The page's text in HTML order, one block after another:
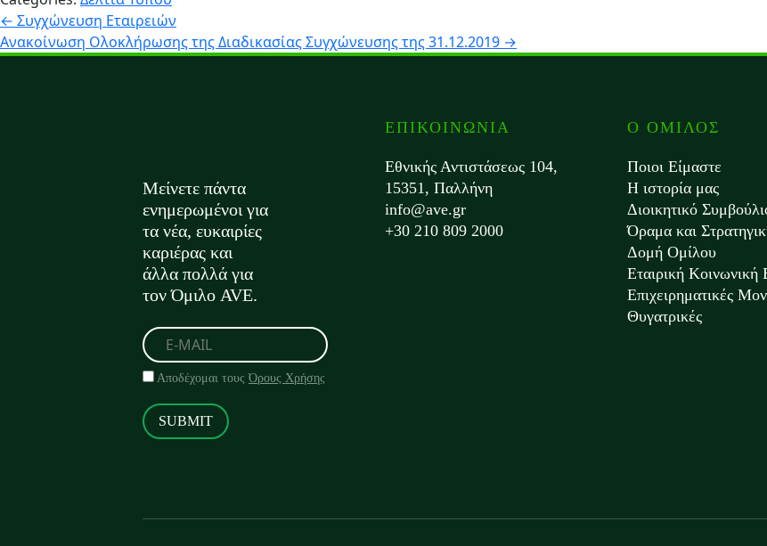
Πλοήγηση
άρθρων
← Συγχώνευση Εταιρειών
Ανακοίνωση Ολοκλήρωσης της Διαδικασίας Συγχώνευσης της 31.12.2019 →
Μείνετε πάντα
ενημερωμένοι για
τα νέα, ευκαιρίες
καριέρας και
άλλα πολλά για
τον Όμιλο AVE.
Αποδέχομαι τουςΌρους Χρήσης
SUBMIT
ΕΠΙΚΟΙΝΩΝΙΑ
Εθνικής Αντιστάσεως 104,
15351, Παλλήνη
info@ave.gr
+30 210 809 2000
Ο ΟΜΙΛΟΣ
Ποιοι Είμαστε
Η ιστορία μας
Διοικητικό
Όραμα και
Δομή Ομίλου
Εταιρική Κοινωνική
Επιχειρηματικές
Θυγατρικές